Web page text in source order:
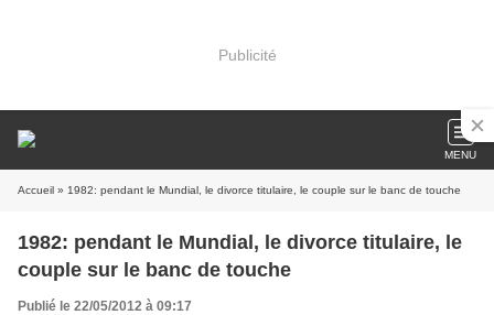
Publicité
MENU
Accueil » 1982: pendant le Mundial, le divorce titulaire, le couple sur le banc de touche
1982: pendant le Mundial, le divorce titulaire, le
couple sur le banc de touche
Publié le 22/05/2012 à 09:17